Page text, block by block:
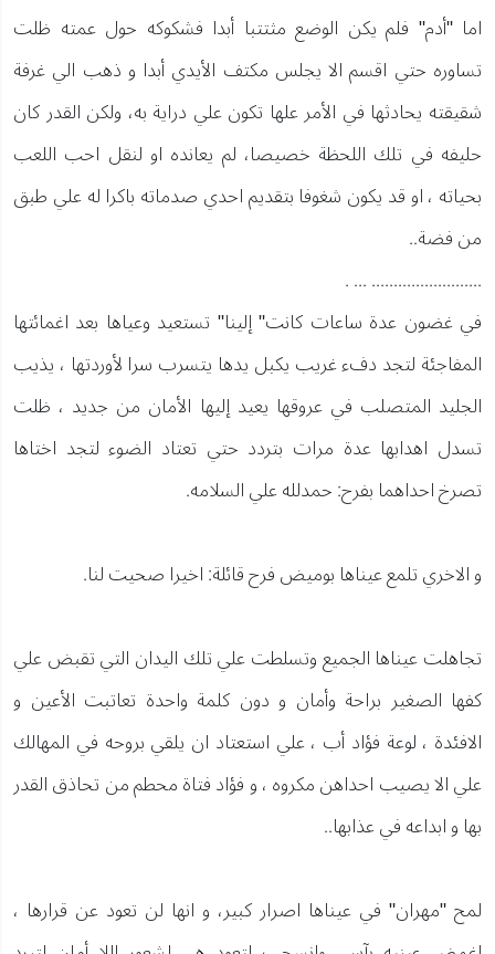
اما "أدم" فلم يكن الوضع مثتتبا أبدا فشكوكه حول عمته ظلت
تساوره حتي اقسم الا يجلس مكتف الأيدي أبدا و ذهب الي غرفة
شقيقته يحادثها في الأمر علها تكون علي دراية به، ولكن القدر كان
حليفه في تلك اللحظة خصيصا، لم يعانده او لنقل احب اللعب
بحياته ، او قد يكون شغوفا بتقديم احدي صدماته باكرا له علي طبق
من فضة..
......................... ... .
في غضون عدة ساعات كانت" إلينا" تستعيد وعياها بعد اغمائتها
المفاجئة لتجد دفء غريب يكبل يدها يتسرب سرا لأوردتها ، يذيب
الجليد المتصلب في عروقها يعيد إليها الأمان من جديد ، ظلت
تسدل اهدابها عدة مرات بتردد حتي تعتاد الضوء لتجد اختاها
تصرخ احداهما بفرح: حمدلله علي السلامه.
و الاخري تلمع عيناها بوميض فرح قائلة: اخيرا صحيت لنا.
تجاهلت عيناها الجميع وتسلطت علي تلك اليدان التي تقبض علي
كفها الصغير براحة وأمان و دون كلمة واحدة تعاتبت الأعين و
الافئدة ، لوعة فؤاد أب ، علي استعتاد ان يلقي بروحه في المهالك
علي الا يصيب احداهن مكروه ، و فؤاد فتاة محطم من تحاذق القدر
بها و ابداعه في عذابها..
لمح "مهران" في عيناها اصرار كبير، و انها لن تعود عن قرارها ،